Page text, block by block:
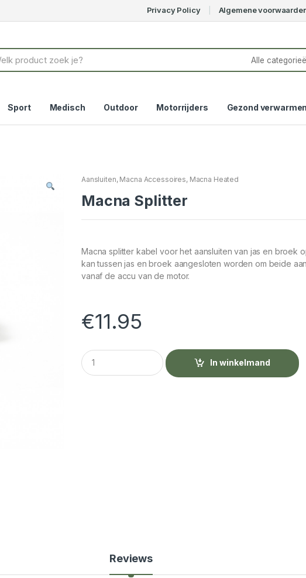
Privacy Policy Algemene
Sport Medisch Outdoor Motorrijders Gezond verwarmen
Aansluiten, Macna Accessoires, Macna Heated
Macna Splitter
Macna splitter kabel voor het aansluiten van jas en broek
kan tussen jas en broek aangesloten worden om beide
vanaf de accu van de motor.
€11.95
Q
u
a
In winkelmand
Reviews